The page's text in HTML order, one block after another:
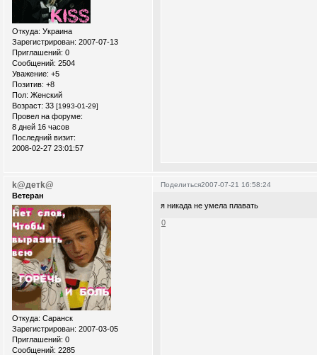
Откуда: Украина
Зарегистрирован: 2007-07-13
Приглашений: 0
Сообщений: 2504
Уважение: +5
Позитив: +8
Пол: Женский
Возраст: 33 [1993-01-29]
Провел на форуме:
8 дней 16 часов
Последний визит:
2008-02-27 23:01:57
Поделиться2007-07-21 16:58:24
k@детk@
Ветеран
Откуда: Саранск
Зарегистрирован: 2007-03-05
Приглашений: 0
Сообщений: 2285
я никада не умела плавать
0